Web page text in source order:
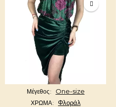
Μέγεθος One-size
ΧΡΩΜΑ Φλοράλ